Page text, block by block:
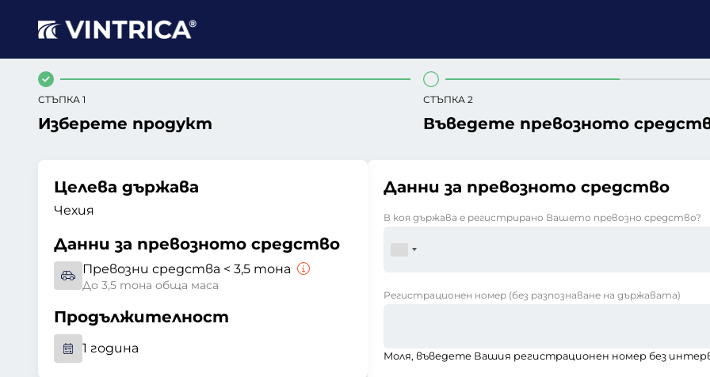
СТЪПКА 1
Изберете продукт
СТЪПКА 2
Въведете превозното
Целева държава
Чехия
Данни за превозното средство
Превозни средства < 3,5 тона
До 3,5 тона обща маса
Продължителност
1 година
Данни за превозното средство
В коя държава е регистрирано Вашето превозно средство?
Регистрационен номер (без разпознаване на държавата)
Моля, въведете Вашия регистрационен номер без